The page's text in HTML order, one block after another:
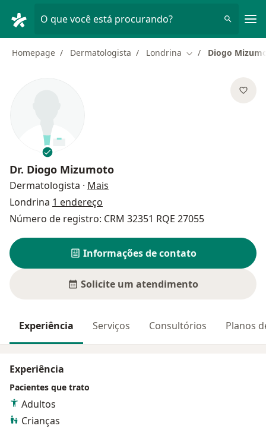
O que você está procurando?
Homepage Dermatologista Londrina Mudar de cidade
Diogo
Dr. Diogo Mizumoto
Dermatologista · Mais
Londrina 1 endereço
Número de registro: CRM 32351 RQE 27055
Informações de contato
Solicite um atendimento
Experiência Serviços Consultórios Planos
Experiência
Pacientes que trato
Adultos
Crianças